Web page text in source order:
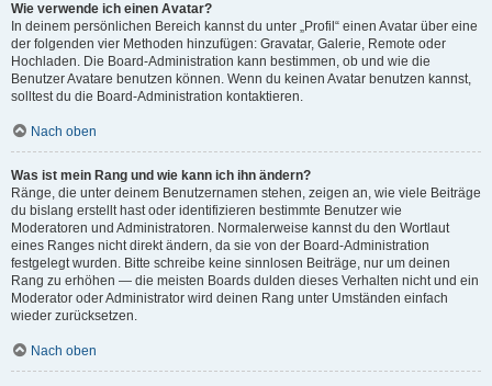
Wie verwende ich einen Avatar?
In deinem persönlichen Bereich kannst du unter „Profil“ einen Avatar über eine
der folgenden vier Methoden hinzufügen: Gravatar, Galerie, Remote oder
Hochladen. Die Board-Administration kann bestimmen, ob und wie die
Benutzer Avatare benutzen können. Wenn du keinen Avatar benutzen kannst,
solltest du die Board-Administration kontaktieren.
Nach oben
Was ist mein Rang und wie kann ich ihn ändern?
Ränge, die unter deinem Benutzernamen stehen, zeigen an, wie viele Beiträge
du bislang erstellt hast oder identifizieren bestimmte Benutzer wie
Moderatoren und Administratoren. Normalerweise kannst du den Wortlaut
eines Ranges nicht direkt ändern, da sie von der Board-Administration
festgelegt wurden. Bitte schreibe keine sinnlosen Beiträge, nur um deinen
Rang zu erhöhen — die meisten Boards dulden dieses Verhalten nicht und ein
Moderator oder Administrator wird deinen Rang unter Umständen einfach
wieder zurücksetzen.
Nach oben